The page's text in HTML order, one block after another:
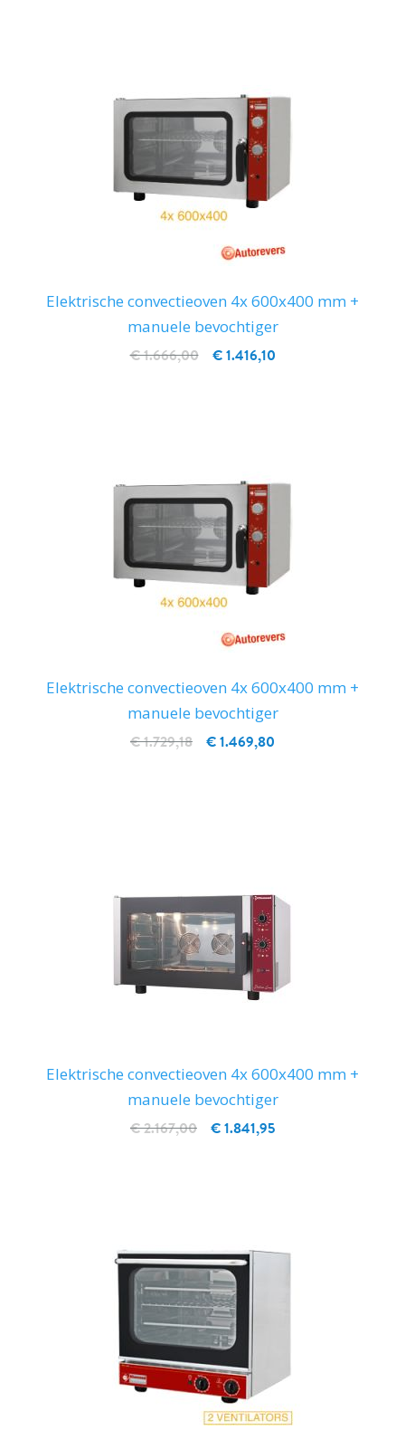
Elektrische convectieoven 4x 600x400 mm +
manuele bevochtiger
€ 1.416,10
€ 1.666,00
Elektrische convectieoven 4x 600x400 mm +
manuele bevochtiger
€ 1.469,80
€ 1.729,18
Elektrische convectieoven 4x 600x400 mm +
manuele bevochtiger
€ 1.841,95
€ 2.167,00